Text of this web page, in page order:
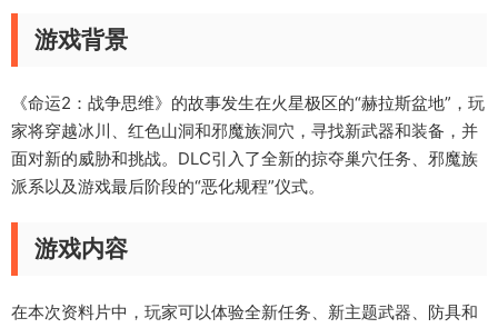
游戏背景
《命运2：战争思维》的故事发生在火星极区的“赫拉斯盆地”，玩
家将穿越冰川、红色山洞和邪魔族洞穴，寻找新武器和装备，并
面对新的威胁和挑战。DLC引入了全新的掠夺巢穴任务、邪魔族
派系以及游戏最后阶段的“恶化规程”仪式。
游戏内容
在本次资料片中，玩家可以体验全新任务、新主题武器、防具和